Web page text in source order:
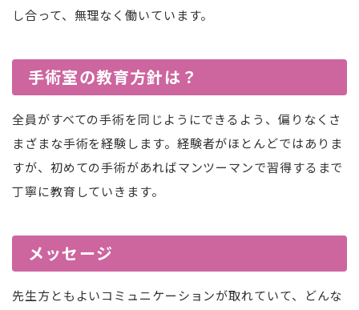
し合って、無理なく働いています。
手術室の教育方針は？
全員がすべての手術を同じようにできるよう、偏りなくさ
まざまな手術を経験します。 経験者がほとんどではありま
すが、初めての手術があればマンツーマンで習得するまで
丁寧に教育していきます。
メッセージ
先生方ともよいコミュニケーションが取れていて、どんな